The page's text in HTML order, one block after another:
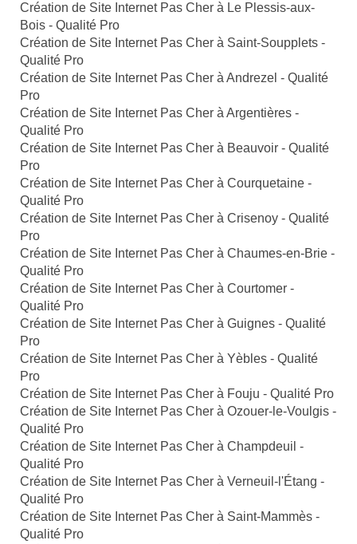
Création de Site Internet Pas Cher à Le Plessis-aux-
Bois - Qualité Pro
Création de Site Internet Pas Cher à Saint-Soupplets -
Qualité Pro
Création de Site Internet Pas Cher à Andrezel - Qualité
Pro
Création de Site Internet Pas Cher à Argentières -
Qualité Pro
Création de Site Internet Pas Cher à Beauvoir - Qualité
Pro
Création de Site Internet Pas Cher à Courquetaine -
Qualité Pro
Création de Site Internet Pas Cher à Crisenoy - Qualité
Pro
Création de Site Internet Pas Cher à Chaumes-en-Brie -
Qualité Pro
Création de Site Internet Pas Cher à Courtomer -
Qualité Pro
Création de Site Internet Pas Cher à Guignes - Qualité
Pro
Création de Site Internet Pas Cher à Yèbles - Qualité
Pro
Création de Site Internet Pas Cher à Fouju - Qualité Pro
Création de Site Internet Pas Cher à Ozouer-le-Voulgis -
Qualité Pro
Création de Site Internet Pas Cher à Champdeuil -
Qualité Pro
Création de Site Internet Pas Cher à Verneuil-l'Étang -
Qualité Pro
Création de Site Internet Pas Cher à Saint-Mammès -
Qualité Pro